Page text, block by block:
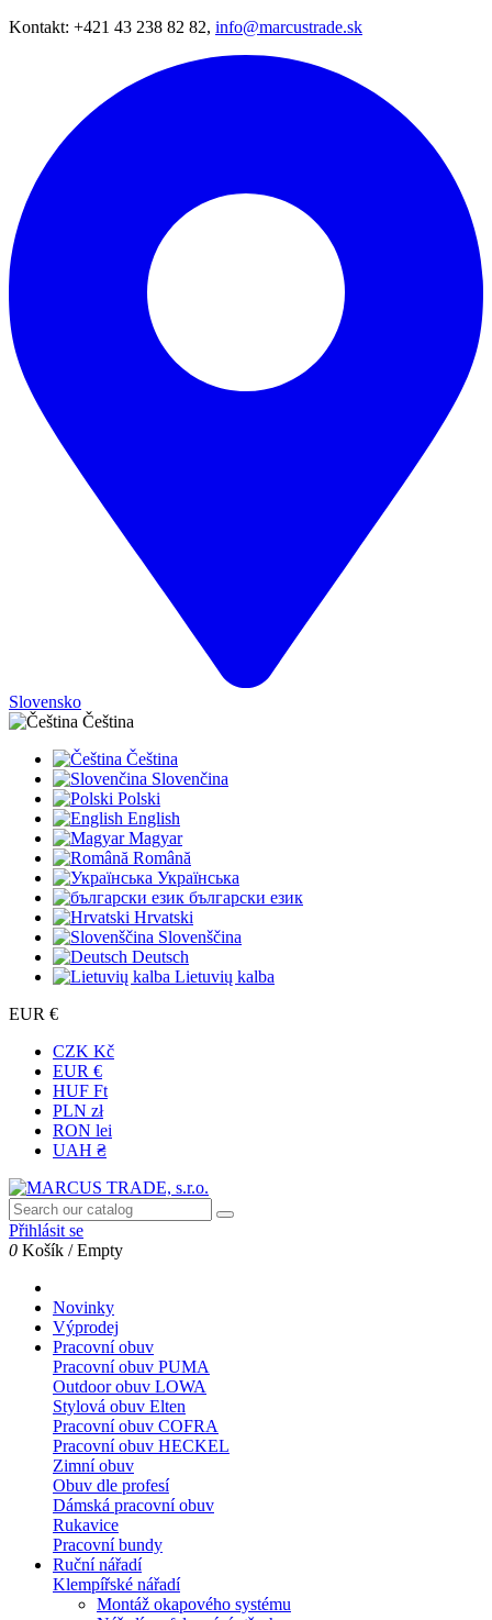
Kontakt: +421 43 238 82 82, info@marcustrade.sk
Slovensko
Čeština
Čeština
Slovenčina
Polski
English
Magyar
Română
Українська
български език
Hrvatski
Slovenščina
Deutsch
Lietuvių kalba
EUR €
CZK Kč
EUR €
HUF Ft
PLN zł
RON lei
UAH ₴
Přihlásit se
0 Košík /Empty
Novinky
Výprodej
Pracovní obuv
Pracovní obuv PUMA
Outdoor obuv LOWA
Stylová obuv Elten
Pracovní obuv COFRA
Pracovní obuv HECKEL
Zimní obuv
Obuv dle profesí
Dámská pracovní obuv
Rukavice
Pracovní bundy
Ruční nářadí
Klempířské nářadí
Montáž okapového systému